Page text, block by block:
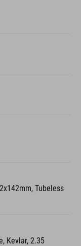
Tubeless
Kevlar, 2.35